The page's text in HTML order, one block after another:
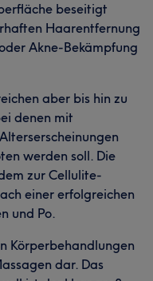
beseitigt
Haarentfernung
Akne-Bekämpfung
aber bis hin zu
denen mit
werden soll. Die
zur Cellulite-
einer erfolgreichen
und Po.
Körperbehandlungen
dar. Das